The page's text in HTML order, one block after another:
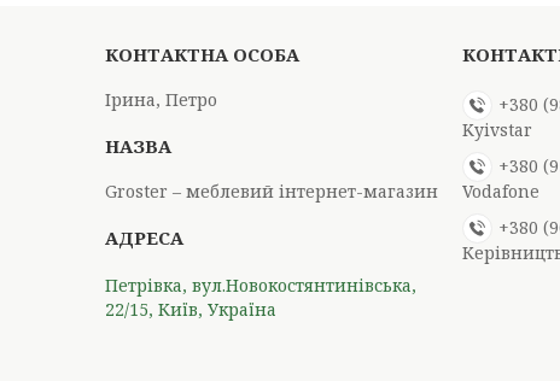
Ірина, Петро
Groster – меблевий інтернет-магазин
Петрівка, вул.Новокостянтинівська,
22/15, Київ, Україна
+380
Kyivstar
+380
Vodafone
+380